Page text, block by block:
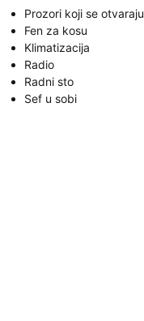
Prozori koji se otvaraju
Fen za kosu
Klimatizacija
Radio
Radni sto
Sef u sobi